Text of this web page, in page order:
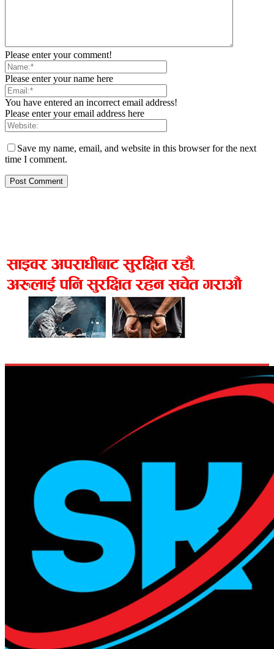
Please enter your comment!
Please enter your name here
You have entered an incorrect email address!
Please enter your email address here
Save my name, email, and website in this browser for the next
time I comment.